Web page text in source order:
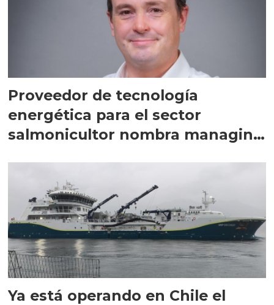
Proveedor de tecnología
energética para el sector
salmonicultor nombra managing
Ya está operando en Chile el